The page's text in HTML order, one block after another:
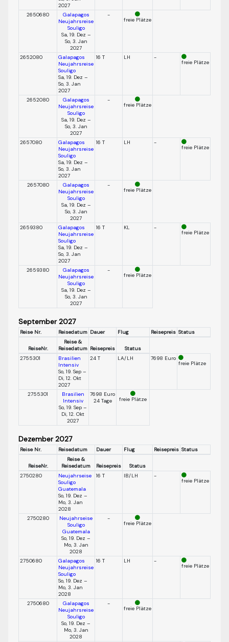
2027
2650680
Galapagos
Neujahrsreise
Souligo
Sa, 19. Dez –
So, 3. Jan
2027
-
freie Plätze
2652080
Galapagos
Neujahrsreise
Souligo
Sa, 19. Dez –
So, 3. Jan
2027
16 T LH -
freie Plätze
2652080
Galapagos
Neujahrsreise
Souligo
Sa, 19. Dez –
So, 3. Jan
2027
-
freie Plätze
2657080
Galapagos
Neujahrsreise
Souligo
Sa, 19. Dez –
So, 3. Jan
2027
16 T LH -
freie Plätze
2657080
Galapagos
Neujahrsreise
Souligo
Sa, 19. Dez –
So, 3. Jan
2027
-
freie Plätze
2659380
Galapagos
Neujahrsreise
Souligo
Sa, 19. Dez –
So, 3. Jan
2027
16 T KL -
freie Plätze
2659380
Galapagos
Neujahrsreise
Souligo
Sa, 19. Dez –
So, 3. Jan
2027
-
freie Plätze
September 2027
Reise Nr. Reisedatum Dauer Flug Reisepreis Status
ReiseNr.
Reise &
Reisedatum Reisepreis
Status
2755301
Brasilien
Intensiv
So, 19. Sep –
Di, 12. Okt
2027
24 T LA/LH 7698 Euro
freie Plätze
2755301
Brasilien
Intensiv
So, 19. Sep –
Di, 12. Okt
2027
7698 Euro
24 Tage
freie Plätze
Dezember 2027
Reise Nr. Reisedatum Dauer Flug Reisepreis Status
ReiseNr.
Reise &
Reisedatum
Reisepreis
Status
2750280
Neujahrseise
Souligo
Guatemala
So, 19. Dez –
Mo, 3. Jan
2028
16 T IB/LH -
freie Plätze
2750280
Neujahrseise
Souligo
Guatemala
So, 19. Dez –
Mo, 3. Jan
2028
-
freie Plätze
2750680
Galapagos
Neujahrsreise
Souligo
So, 19. Dez –
Mo, 3. Jan
2028
16 T LH -
freie Plätze
2750680
Galapagos
Neujahrsreise
Souligo
So, 19. Dez –
Mo, 3. Jan
2028
-
freie Plätze